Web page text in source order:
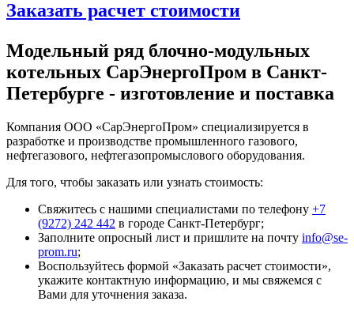
Заказать расчет стоимости
Модельный ряд блочно-модульных
котельных СарЭнергоПром в Санкт-
Петербурге - изготовление и поставка
Компания ООО «СарЭнергоПром» специализируется в
разработке и производстве промышленного газового,
нефтегазового, нефтегазопромыслового оборудования.
Для того, чтобы заказать или узнать стоимость:
Свяжитесь с нашими специалистами по телефону +7
(9272) 242 442 в городе Санкт-Петербург;
Заполните опросный лист и пришлите на почту info@se-
prom.ru;
Воспользуйтесь формой «Заказать расчет стоимости»,
укажите контактную информацию, и мы свяжемся с
Вами для уточнения заказа.